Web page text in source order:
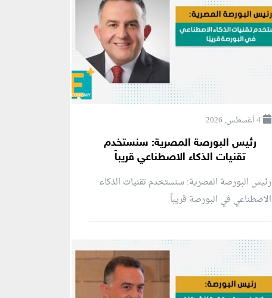
4 أغسطس, 2026
رئيس البورصة المصرية: سنستخدم
تقنيات الذكاء الاصطناعي قريباً
رئيس البورصة المصرية: سنستخدم تقنيات الذكاء
الاصطناعي في البورصة قريباً